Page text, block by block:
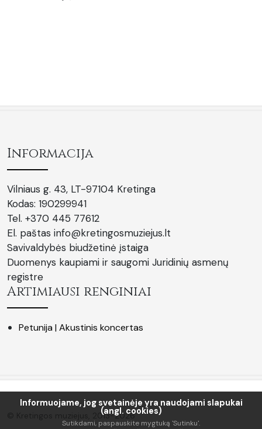
Informuojame, jog svetainėje yra naudojami slapukai
(angl. cookies)
Sutikdami, paspauskite mygtuką 'Sutinku'.
Informacija
Vilniaus g. 43, LT-97104 Kretinga
Kodas: 190299941
Tel. +370 445 77612
El. paštas info@kretingosmuziejus.lt
Savivaldybės biudžetinė įstaiga
Duomenys kaupiami ir saugomi Juridinių asmenų
registre
Artimiausi renginiai
Petunija | Akustinis koncertas
© Kretingos muziejus, 2013-2026